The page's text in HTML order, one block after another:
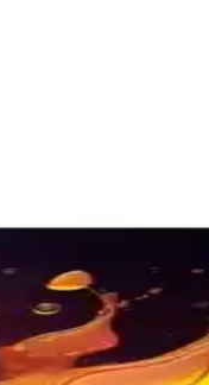
gibi öne çıkan